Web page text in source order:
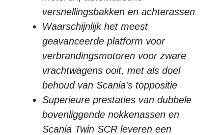
versnellingsbakken en achterassen
Waarschijnlijk het meest
geavanceerde platform voor
verbrandingsmotoren voor zware
vrachtwagens ooit, met als doel
behoud van Scania's toppositie
Superieure prestaties van dubbele
bovenliggende nokkenassen en
Scania Twin SCR leveren een